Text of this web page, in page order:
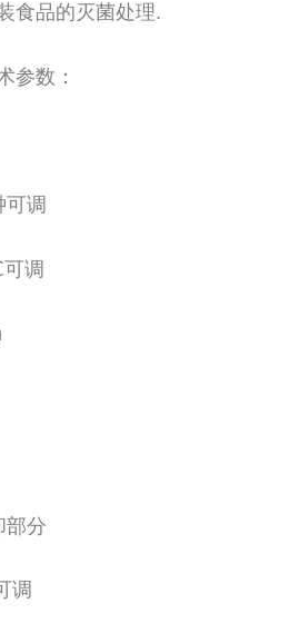
食品的灭菌处理.
参数：
调
调
部分
调